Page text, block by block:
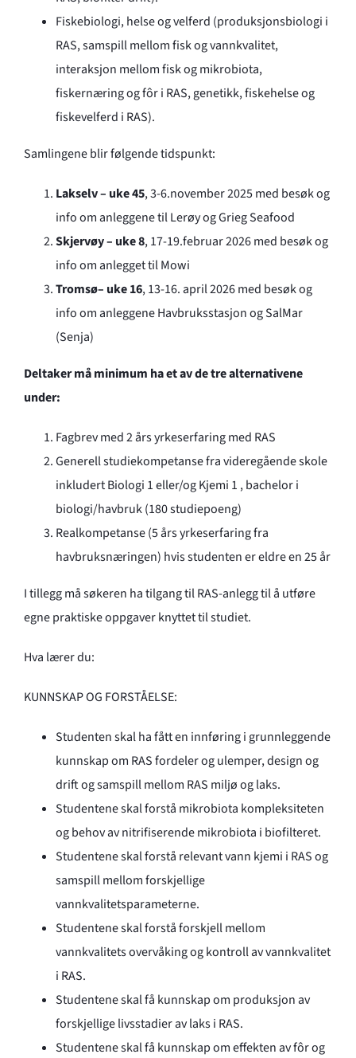
Fiskebiologi, helse og velferd (produksjonsbiologi i
RAS, samspill mellom fisk og vannkvalitet,
interaksjon mellom fisk og mikrobiota,
fiskernæring og fôr i RAS, genetikk, fiskehelse og
fiskevelferd i RAS).
Samlingene blir følgende tidspunkt:
Lakselv – uke 45, 3-6.november 2025 med besøk og
info om anleggene til Lerøy og Grieg Seafood
Skjervøy – uke 8, 17-19.februar 2026 med besøk og
info om anlegget til Mowi
Tromsø– uke 16, 13-16. april 2026 med besøk og
info om anleggene Havbruksstasjon og SalMar
(Senja)
Deltaker må minimum ha et av de tre alternativene
under:
Fagbrev med 2 års yrkeserfaring med RAS
Generell studiekompetanse fra videregående skole
inkludert Biologi 1 eller/og Kjemi 1 , bachelor i
biologi/havbruk (180 studiepoeng)
Realkompetanse (5 års yrkeserfaring fra
havbruksnæringen) hvis studenten er eldre en 25 år
I tillegg må søkeren ha tilgang til RAS-anlegg til å utføre
egne praktiske oppgaver knyttet til studiet.
Hva lærer du:
KUNNSKAP OG FORSTÅELSE:
Studenten skal ha fått en innføring i grunnleggende
kunnskap om RAS fordeler og ulemper, design og
drift og samspill mellom RAS miljø og laks.
Studentene skal forstå mikrobiota kompleksiteten
og behov av nitrifiserende mikrobiota i biofilteret.
Studentene skal forstå relevant vann kjemi i RAS og
samspill mellom forskjellige
vannkvalitetsparameterne.
Studentene skal forstå forskjell mellom
vannkvalitets overvåking og kontroll av vannkvalitet
i RAS.
Studentene skal få kunnskap om produksjon av
forskjellige livsstadier av laks i RAS.
Studentene skal få kunnskap om effekten av fôr og